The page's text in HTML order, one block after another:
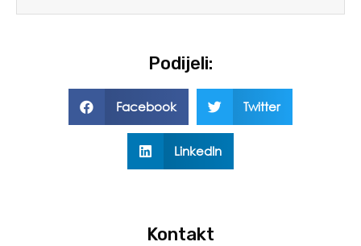
Podijeli:
Facebook Twitter
LinkedIn
Kontakt